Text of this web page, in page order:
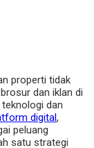
properti tidak
dan iklan di
dan
digital,
peluang
satu strategi